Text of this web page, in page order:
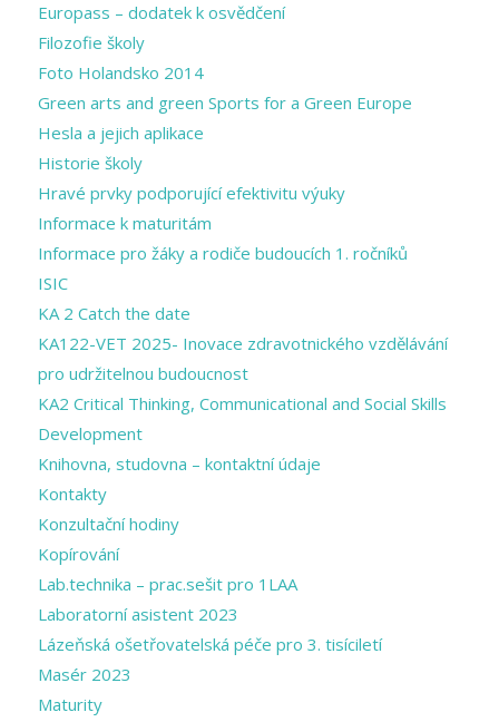
Europass – dodatek k osvědčení
Filozofie školy
Foto Holandsko 2014
Green arts and ​green Sports for a ​Green Europe
Hesla a jejich aplikace
Historie školy
Hravé prvky podporující efektivitu výuky
Informace k maturitám
Informace pro žáky a rodiče budoucích 1. ročníků
ISIC
KA 2 Catch the date
KA122-VET 2025- Inovace zdravotnického vzdělávání
pro udržitelnou budoucnost
KA2 Critical Thinking, Communicational and Social Skills
Development
Knihovna, studovna – kontaktní údaje
Kontakty
Konzultační hodiny
Kopírování
Lab.technika – prac.sešit pro 1LAA
Laboratorní asistent 2023
Lázeňská ošetřovatelská péče pro 3. tisíciletí
Masér 2023
Maturity